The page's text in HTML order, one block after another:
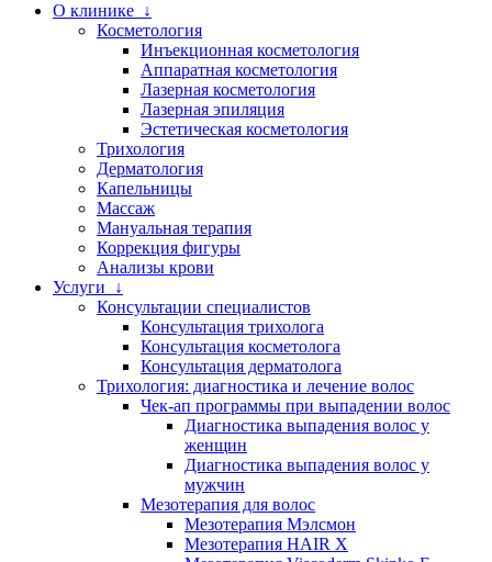
О клинике ↓
Косметология
Инъекционная косметология
Аппаратная косметология
Лазерная косметология
Лазерная эпиляция
Эстетическая косметология
Трихология
Дерматология
Капельницы
Массаж
Мануальная терапия
Коррекция фигуры
Анализы крови
Услуги ↓
Консультации специалистов
Консультация трихолога
Консультация косметолога
Консультация дерматолога
Трихология: диагностика и лечение волос
Чек-ап программы при выпадении волос
Диагностика выпадения волос у
женщин
Диагностика выпадения волос у
мужчин
Мезотерапия для волос
Мезотерапия Мэлсмон
Мезотерапия HAIR X